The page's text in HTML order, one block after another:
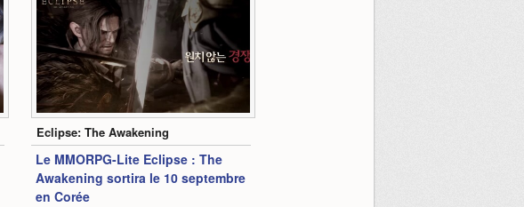
0:36
Eclipse: The Awakening
Le MMORPG-Lite Eclipse : The
Awakening sortira le 10 septembre
en Corée